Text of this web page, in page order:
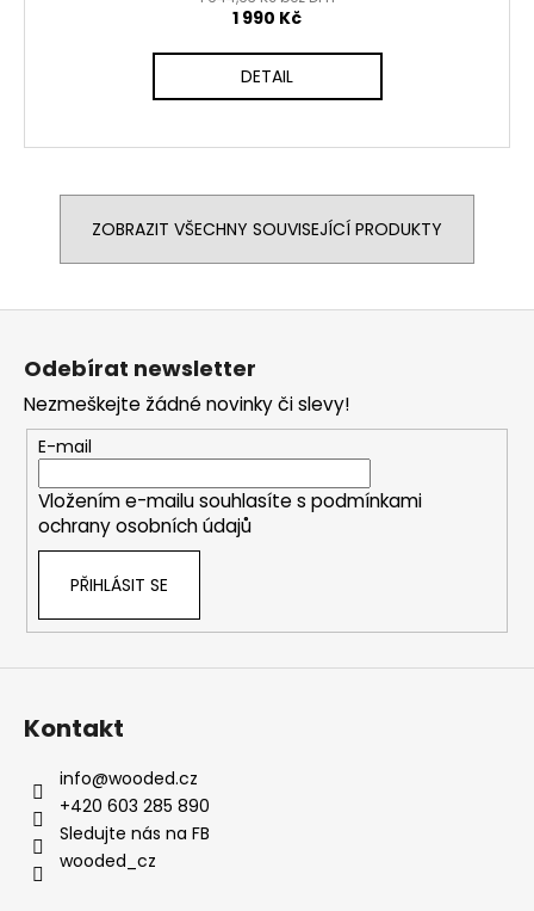
1 990 Kč
DETAIL
ZOBRAZIT VŠECHNY SOUVISEJÍCÍ PRODUKTY
Z
Odebírat newsletter
Nezmeškejte žádné novinky či slevy!
E-mail
Vložením e-mailu souhlasíte s podmínkami
ochrany osobních údajů
PŘIHLÁSIT SE
Kontakt
info@wooded.cz
+420 603 285 890
Sledujte nás na FB
wooded_cz